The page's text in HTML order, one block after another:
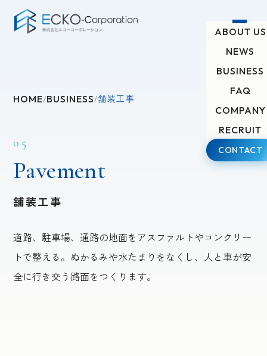
ABOUT US
NEWS
BUSINESS
FAQ
COMPANY
RECRUIT
CONTACT
HOME/BUSINESS/舗装工事
05
Pavement
舗装工事
道路、駐車場、通路の地面をアスファルトやコンクリー
トで整える。ぬかるみや水たまりをなくし、人と車が安
全に行き交う路面をつくります。